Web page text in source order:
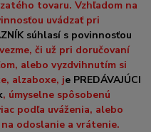
tovaru. Vzhľadom na
uvádzať pri
súhlasí s povinnosťou
či už pri doručovaní
alebo vyzdvihnutím si
alzaboxe, je PREDÁVAJÚCI
, úmyselne spôsobenú
podľa uváženia, alebo
odoslanie a vrátenie.